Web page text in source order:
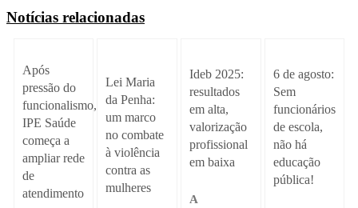
Notícias relacionadas
Após
pressão do
funcionalismo,
IPE Saúde
começa a
ampliar rede
de
atendimento
Lei Maria
da Penha:
um marco
no combate
à violência
contra as
mulheres
Ideb 2025:
resultados
em alta,
valorização
profissional
em baixa
A
6 de agosto:
Sem
funcionários
de escola,
não há
educação
pública!